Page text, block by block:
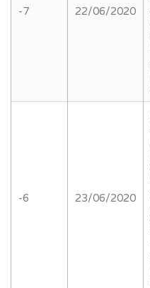
-7 22/06/2020
-6 23/06/2020